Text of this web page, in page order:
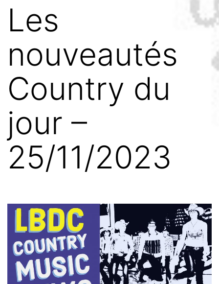
Les
nouveautés
Country du
jour –
25/11/2023